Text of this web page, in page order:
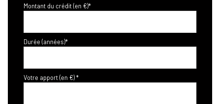
Montant du crédit (en €)*
Durée (années)*
Votre apport (en €) *